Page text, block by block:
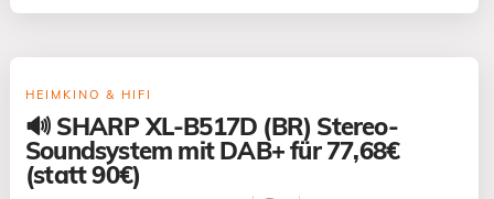
HEIMKINO & HIFI
🔊 SHARP XL-B517D (BR) Stereo-
Soundsystem mit DAB+ für 77,68€
(statt 90€)